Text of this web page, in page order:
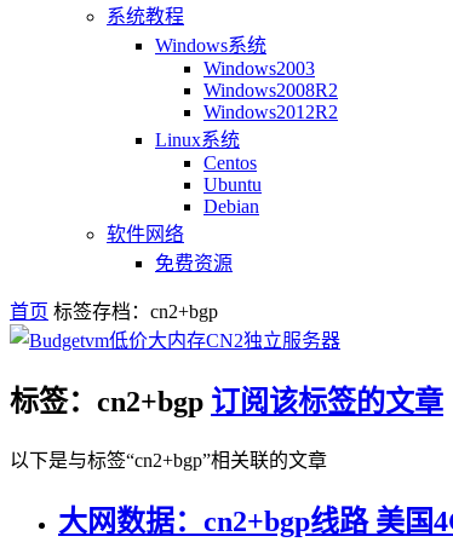
系统教程
Windows系统
Windows2003
Windows2008R2
Windows2012R2
Linux系统
Centos
Ubuntu
Debian
软件网络
免费资源
首页 标签存档：cn2+bgp
标签：cn2+bgp 订阅该标签的文章
以下是与标签“cn2+bgp”相关联的文章
大网数据：cn2+bgp线路 美国